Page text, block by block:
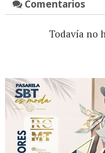
Comentarios
Todavía no